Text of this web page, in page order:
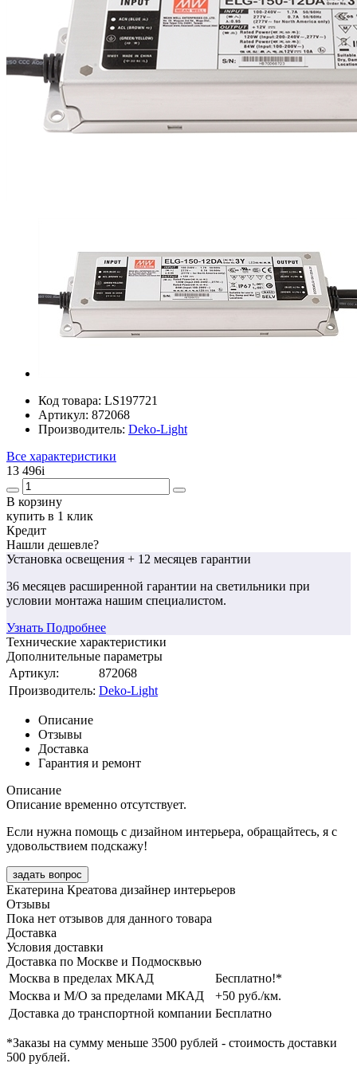
Код товара: LS197721
Артикул: 872068
Производитель: Deko-Light
Все характеристики
13 496i
В корзину
купить в 1 клик
Кредит
Нашли дешевле?
Установка освещения + 12 месяцев гарантии
36 месяцев расширенной гарантии на светильники при
условии монтажа нашим специалистом.
Узнать Подробнее
Технические характеристики
Дополнительные параметры
Артикул:
872068
Производитель: Deko-Light
Описание
Отзывы
Доставка
Гарантия и ремонт
Описание
Описание временно отсутствует.
Если нужна помощь с дизайном интерьера, обращайтесь, я с
удовольствием подскажу!
задать вопрос
Екатерина Креатова дизайнер интерьеров
Отзывы
Пока нет отзывов для данного товара
Доставка
Условия доставки
Доставка по Москве и Подмосквью
Москва в пределах МКАД
Бесплатно!*
Москва и М/О за пределами МКАД
+50 руб./км.
Доставка до транспортной компании Бесплатно
*Заказы на сумму меньше 3500 рублей - стоимость доставки
500 рублей.